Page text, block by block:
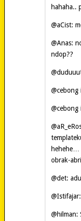
hahaha..
@aCist:
@Anas:
ndop??
@cebong
hehehe…
obrak-
@det:
@hilman: